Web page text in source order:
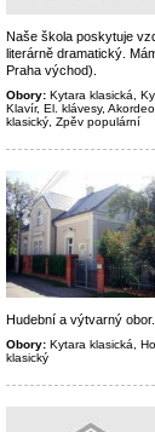
Naše škola poskytuje
literárně dramatický.
Praha východ).
Obory: Kytara klasická,
Klavír, El. klávesy,
klasický, Zpěv populární
Hudební a výtvarný obor.
Obory: Kytara klasická,
klasický